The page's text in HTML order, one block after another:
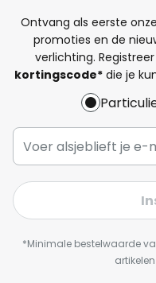
Ontvang als eerste
promoties en de
verlichting.
kortingscode*die je
*Minimale bestelwaarde